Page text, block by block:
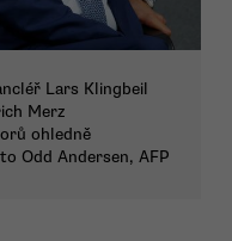
Lars Klingbeil
Merz
ohledně
Odd Andersen, AFP